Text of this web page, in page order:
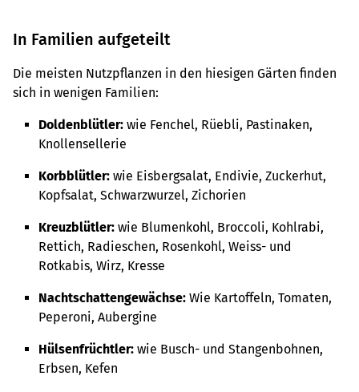
In Familien aufgeteilt
Die meisten Nutzpflanzen in den hiesigen Gärten finden
sich in wenigen Familien:
Doldenblütler: wie Fenchel, Rüebli, Pastinaken,
Knollensellerie
Korbblütler: wie Eisbergsalat, Endivie, Zuckerhut,
Kopfsalat, Schwarzwurzel, Zichorien
Kreuzblütler: wie Blumenkohl, Broccoli, Kohlrabi,
Rettich, Radieschen, Rosenkohl, Weiss- und
Rotkabis, Wirz, Kresse
Nachtschattengewächse: Wie Kartoffeln, Tomaten,
Peperoni, Aubergine
Hülsenfrüchtler: wie Busch- und Stangenbohnen,
Erbsen, Kefen